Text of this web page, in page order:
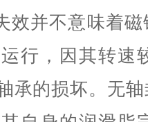
效并不意味着
行，因其转速
承的损坏。无